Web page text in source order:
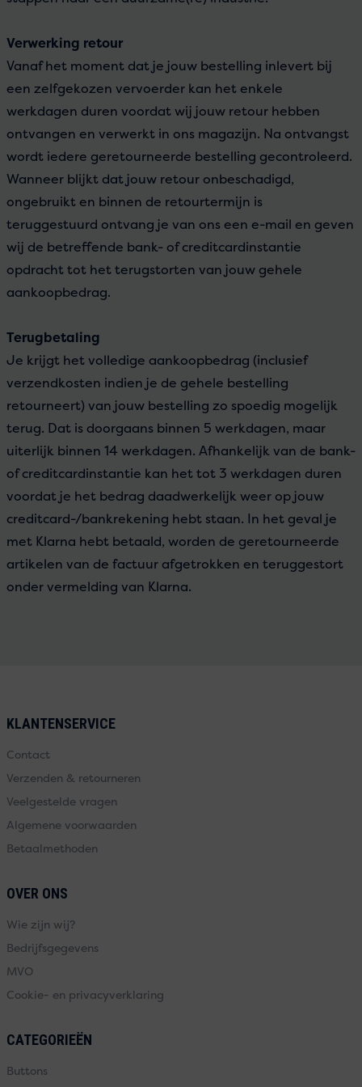
Verwerking retour
Vanaf het moment dat je jouw bestelling inlevert bij
een zelfgekozen vervoerder kan het enkele
werkdagen duren voordat wij jouw retour hebben
ontvangen en verwerkt in ons magazijn. Na ontvangst
wordt iedere geretourneerde bestelling gecontroleerd.
Wanneer blijkt dat jouw retour onbeschadigd,
ongebruikt en binnen de retourtermijn is
teruggestuurd ontvang je van ons een e-mail en geven
wij de betreffende bank- of creditcardinstantie
opdracht tot het terugstorten van jouw gehele
aankoopbedrag.
Terugbetaling
Je krijgt het volledige aankoopbedrag (inclusief
verzendkosten indien je de gehele bestelling
retourneert) van jouw bestelling zo spoedig mogelijk
terug. Dat is doorgaans binnen 5 werkdagen, maar
uiterlijk binnen 14 werkdagen. Afhankelijk van de bank-
of creditcardinstantie kan het tot 3 werkdagen duren
voordat je het bedrag daadwerkelijk weer op jouw
creditcard-/bankrekening hebt staan. In het geval je
met Klarna hebt betaald, worden de geretourneerde
artikelen van de factuur afgetrokken en teruggestort
onder vermelding van Klarna.
KLANTENSERVICE
Contact
Verzenden & retourneren
Veelgestelde vragen
Algemene voorwaarden
Betaalmethoden
OVER ONS
Wie zijn wij?
Bedrijfsgegevens
MVO
Cookie- en privacyverklaring
CATEGORIEËN
Buttons